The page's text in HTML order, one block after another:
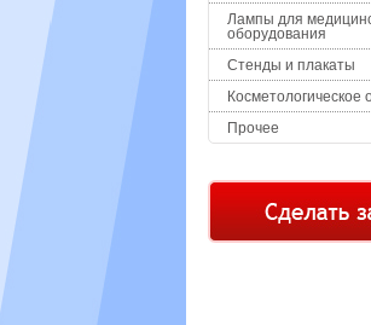
Лампы для
оборудования
Стенды и плакаты
Косметологическое
Прочее